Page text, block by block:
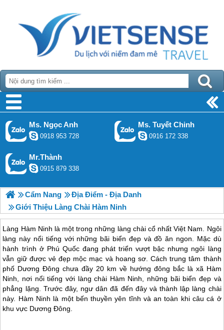
Ms. Ngọc Anh
0918 953 728
Ms. Tuyết Chinh
0916 172 338
Mr.Thành
0915 879 338
Cẩm Nang
Địa Điểm - Địa Danh
Giới Thiệu Làng Chài Hàm Ninh
Làng Hàm Ninh là một trong những làng chài cổ nhất Việt Nam. Ngôi
làng này nổi tiếng với những bãi biển đẹp và đồ ăn ngon. Mặc dù
hành trình ở Phú Quốc đang phát triển vượt bậc nhưng ngôi làng
vẫn giữ được vẻ đẹp mộc mạc và hoang sơ. Cách trung tâm thành
phố Dương Đông chưa đầy 20 km về hướng đông bắc là xã Hàm
Ninh, nơi nổi tiếng với làng chài Hàm Ninh, những bãi biển đẹp và
phẳng lặng. Trước đây, ngư dân đã đến đây và thành lập làng chài
này. Hàm Ninh là một bến thuyền yên tĩnh và an toàn khi câu cá ở
khu vực Dương Đông.